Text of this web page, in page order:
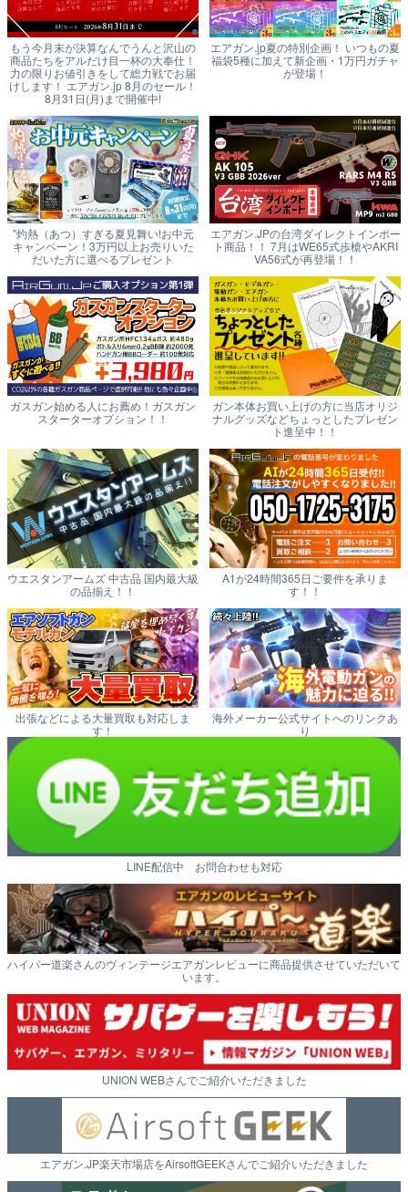
もう今月末が決算なんでうんと沢山の
商品たちをアルだけ目一杯の大奉仕！
力の限りお値引きをして総力戦でお届
けします！ エアガン.jp 8月のセール！
8月31日(月)まで開催中!
エアガン.jp夏の特別企画！ いつもの夏
福袋5種に加えて新企画・1万円ガチャ
が登場！
"灼熱（あつ）すぎる夏見舞い!お中元
キャンペーン！3万円以上お売りいた
だいた方に選べるプレゼント
エアガン.JPの台湾ダイレクトインポー
ト商品！！ 7月はWE65式歩槍やAKRI
VA56式が再登場！！
ガスガン始める人にお薦め！ガスガン
スターターオプション！！
ガン本体お買い上げの方に当店オリジ
ナルグッズなどちょっとしたプレゼン
ト進呈中！！
ウエスタンアームズ 中古品 国内最大級
の品揃え！！
A1が24時間365日ご要件を承りま
す！！
出張などによる大量買取も対応しま
す！
海外メーカー公式サイトへのリンクあ
り
LINE配信中 お問合わせも対応
ハイパー道楽さんのヴィンテージエアガンレビューに商品提供させていただいて
います。
UNION WEBさんでご紹介いただきました
エアガン.JP楽天市場店をAirsoftGEEKさんでご紹介いただきました